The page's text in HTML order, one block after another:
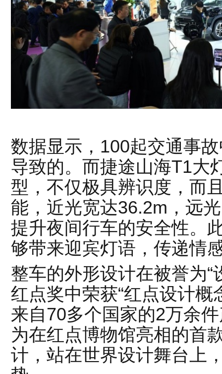
数据显示，100起交通事
导致的。而捷途山海T1大
型，不仅极具辨识度，而
能，近光宽达36.2m，远
提升夜间行车的安全性。
够带来迎宾灯语，传递情
整车的外形设计在被誉为“
红点奖中荣获“红点设计概
来自70多个国家的2万余
为在红点博物馆亮相的首
计，站在世界设计舞台上